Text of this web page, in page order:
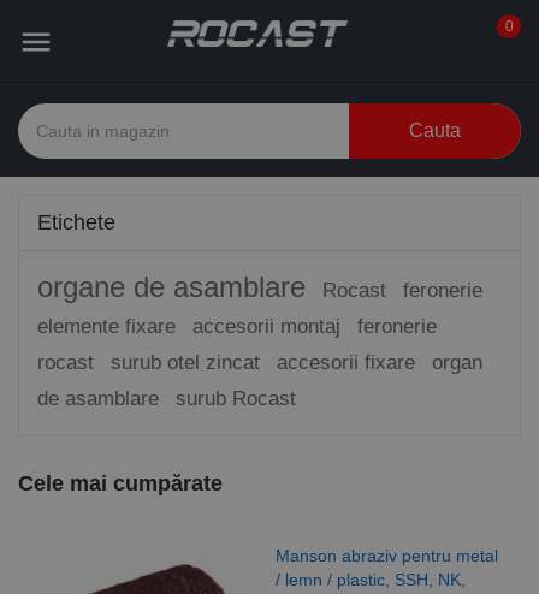
 0
Cauta
Etichete
organe de asamblare Rocast
feronerie
elemente fixare
accesorii montaj
feronerie
rocast
surub otel zincat accesorii fixare
organ
de asamblare
surub Rocast
Cele mai cumpărate
Manson abraziv pentru metal
/ lemn / plastic, SSH, NK,